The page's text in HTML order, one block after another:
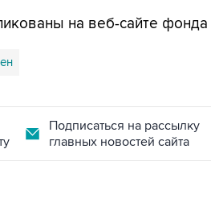
на веб-сайте фонда
Подписаться на рассылку
главных новостей сайта